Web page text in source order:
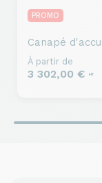
PROMO
Canapé
À partir de
3 302,00 € HT